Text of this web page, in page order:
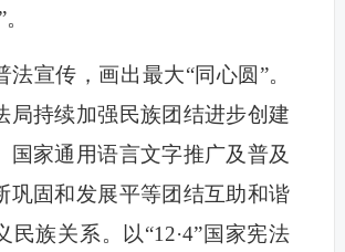
宣传，画出最大“同心圆”。
局持续加强民族团结进步创建
国家通用语言文字推广及普及
巩固和发展平等团结互助和谐
民族关系。以“12·4”国家宪法